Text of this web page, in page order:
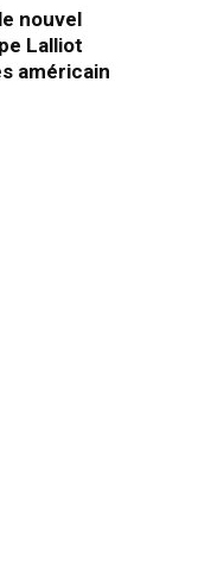
nouvel
Lalliot
américain